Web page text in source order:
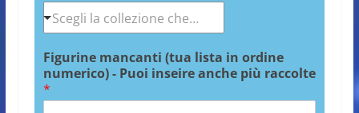
Figurine mancanti (tua lista in ordine
numerico) - Puoi inseire anche più raccolte
*